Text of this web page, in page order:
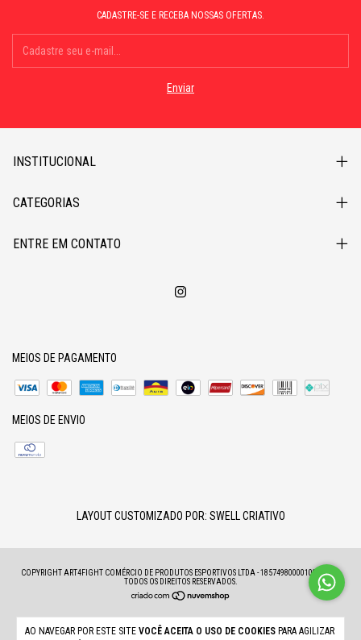
AO NAVEGAR POR ESTE SITE VOCÊ ACEITA O USO DE COOKIES PARA AGILIZAR
CADASTRE-SE E RECEBA NOSSAS OFERTAS.
INSTITUCIONAL
CATEGORIAS
ENTRE EM CONTATO
MEIOS DE PAGAMENTO
MEIOS DE ENVIO
LAYOUT CUSTOMIZADO POR: SWELL CRIATIVO
COPYRIGHT ART4FIGHT COMÉRCIO DE PRODUTOS ESPORTIVOS LTDA - 18574980000100 - 2026.
TODOS OS DIREITOS RESERVADOS.